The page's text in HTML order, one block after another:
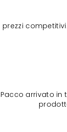
prezzi
Pacco arrivato in